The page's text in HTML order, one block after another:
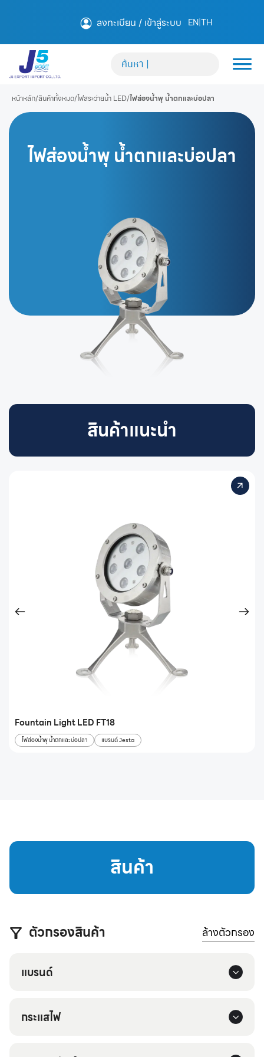
ลงทะเบียน / เข้าสู่ระบบ EN|TH
หน้าหลัก/สินค้าทั้งหมด/ไฟสระว่ายน้ำ LED/ไฟส่องน้ำพุ น้ำตกและบ่อปลา
ไฟส่องน้ำพุ น้ำตกและบ่อปลา
สินค้าแนะนำ
Fountain Light LED FT18
ไฟส่องน้ำพุ น้ำตกและบ่อปลา แบรนด์ Jesta
สินค้า
ตัวกรองสินค้า ล้างตัวกรอง
แบรนด์
กระแสไฟ